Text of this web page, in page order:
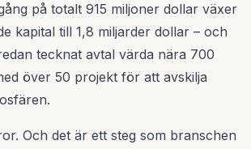
på totalt 915 miljoner dollar växer
kapital till 1,8 miljarder dollar – och
tecknat avtal värda nära 700
över 50 projekt för att avskilja
Och det är ett steg som branschen